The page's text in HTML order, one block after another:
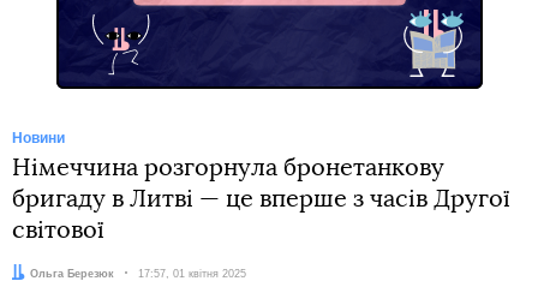
Новини
Німеччина розгорнула бронетанкову
бригаду в Литві — це вперше з часів Другої
світової
Автор:
Ольга Березюк Дата:
17:57, 01 квітня 2025